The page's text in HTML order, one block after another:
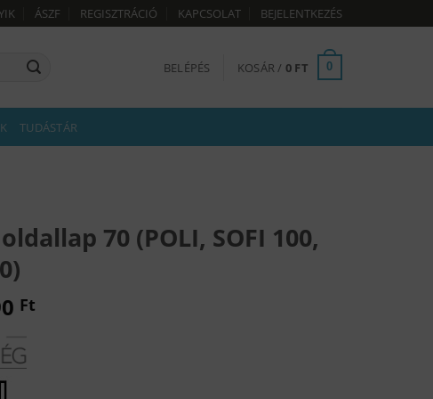
ÁSZF REGISZTRÁCIÓ KAPCSOLAT BEJELENTKEZÉS
BELÉPÉS KOSÁR / 0 FT 0
TUDÁSTÁR
70 (POLI, SOFI 100,
Ft